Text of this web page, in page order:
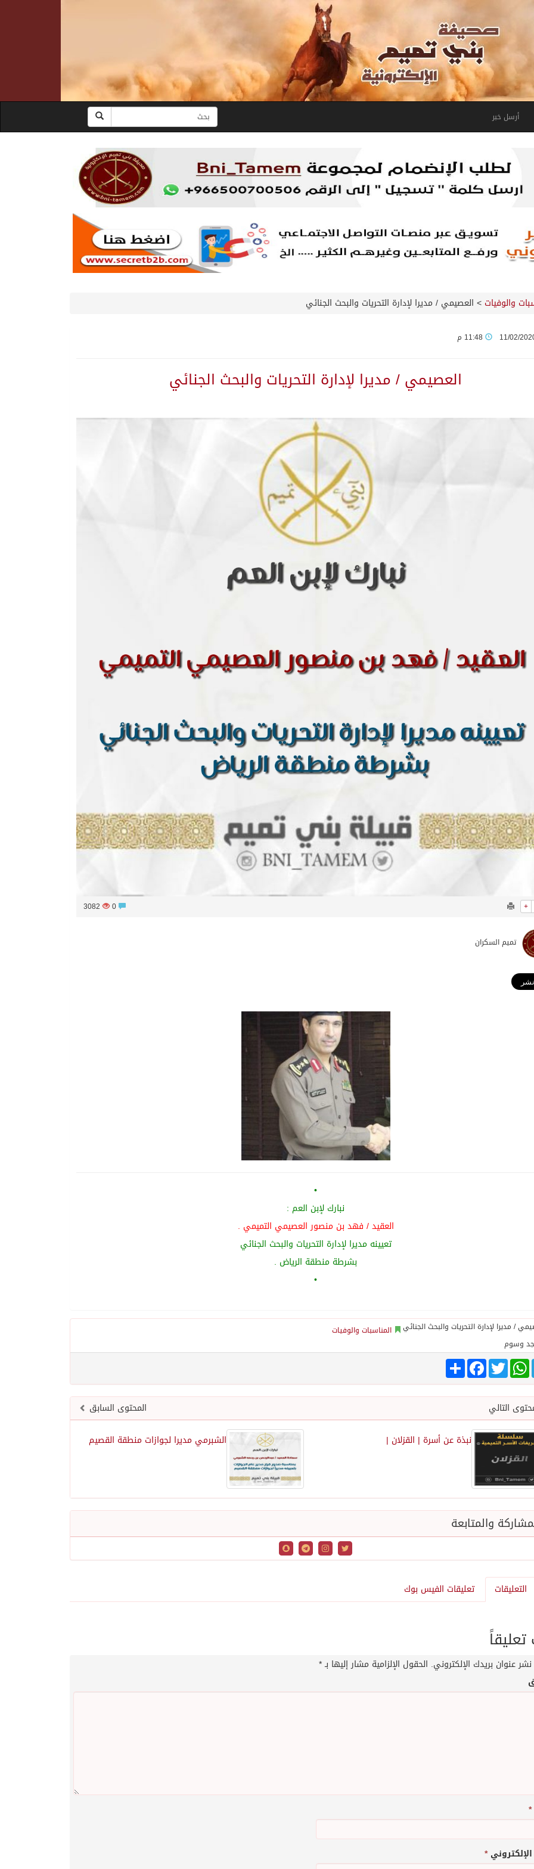
أرسل خبر
والوفيات > العصيمي / مديرا لإدارة التحريات والبحث الجنائي
11/02/
العصيمي / مديرا لإدارة التحريات والبحث الجنائي
+
3082
تميم السكران
•
نبارك لإبن العم :
العقيد / فهد بن منصور العصيمي التميمي .
تعيينه مديرا لإدارة التحريات والبحث الجنائي
بشرطة منطقة الرياض .
•
المناسبات والوفيات
وسوم
Share
FacebookTwitter
WhatsApp
المحتوى السابق
التالي
الشبرمي مديرا لجوازات منطقة القصيم
نبذة عن أسرة | القزلان |
والمتابعة
التعليقات تعليقات الفيس بوك
عنوان بريدك الإلكتروني. الحقول الإلزامية مشار إليها بـ*
*
الإلكتروني*